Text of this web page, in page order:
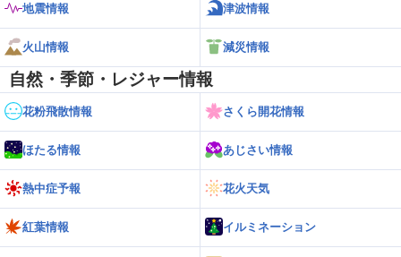
地震情報 津波情報
火山情報 減災情報
自然・季節・レジャー情報
花粉飛散情報 さくら開花情報
ほたる情報 あじさい情報
熱中症予報 花火天気
紅葉情報 イルミネーション